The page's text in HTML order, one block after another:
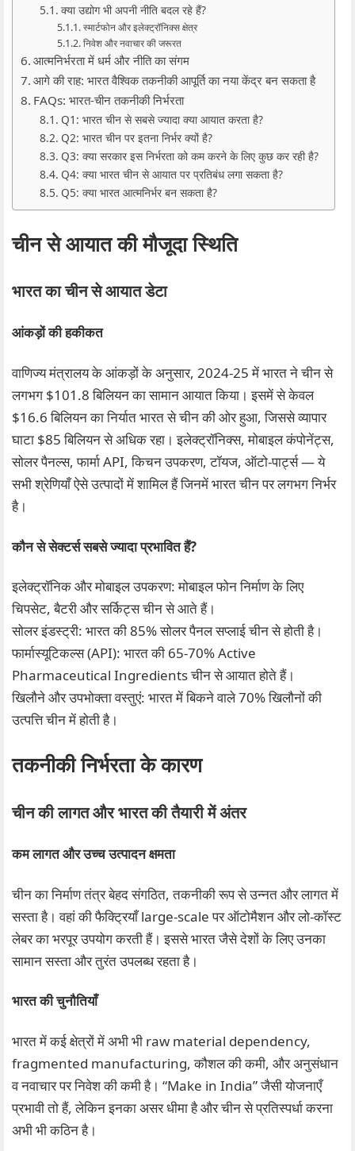
क्या उद्योग भी अपनी नीति बदल रहे हैं?
स्मार्टफोन और इलेक्ट्रॉनिक्स क्षेत्र
निवेश और नवाचार की जरूरत
आत्मनिर्भरता में धर्म और नीति का संगम
आगे की राह: भारत वैश्विक तकनीकी आपूर्ति का नया केंद्र बन सकता है
FAQs: भारत‑चीन तकनीकी निर्भरता
Q1: भारत चीन से सबसे ज्यादा क्या आयात करता है?
Q2: भारत चीन पर इतना निर्भर क्यों है?
Q3: क्या सरकार इस निर्भरता को कम करने के लिए कुछ कर रही है?
Q4: क्या भारत चीन से आयात पर प्रतिबंध लगा सकता है?
Q5: क्या भारत आत्मनिर्भर बन सकता है?
चीन से आयात की मौजूदा स्थिति
भारत का चीन से आयात डेटा
आंकड़ों की हकीकत
वाणिज्य मंत्रालय के आंकड़ों के अनुसार, 2024-25 में भारत ने चीन से
लगभग $101.8 बिलियन का सामान आयात किया। इसमें से केवल
$16.6 बिलियन का निर्यात भारत से चीन की ओर हुआ, जिससे व्यापार
घाटा $85 बिलियन से अधिक रहा। इलेक्ट्रॉनिक्स, मोबाइल कंपोनेंट्स,
सोलर पैनल्स, फार्मा API, किचन उपकरण, टॉयज, ऑटो-पार्ट्स — ये
सभी श्रेणियाँ ऐसे उत्पादों में शामिल हैं जिनमें भारत चीन पर लगभग निर्भर
है।
कौन से सेक्टर्स सबसे ज्यादा प्रभावित हैं?
इलेक्ट्रॉनिक और मोबाइल उपकरण: मोबाइल फोन निर्माण के लिए
चिपसेट, बैटरी और सर्किट्स चीन से आते हैं।
सोलर इंडस्ट्री: भारत की 85% सोलर पैनल सप्लाई चीन से होती है।
फार्मास्यूटिकल्स (API): भारत की 65-70% Active
Pharmaceutical Ingredients चीन से आयात होते हैं।
खिलौने और उपभोक्ता वस्तुएं: भारत में बिकने वाले 70% खिलौनों की
उत्पत्ति चीन में होती है।
तकनीकी निर्भरता के कारण
चीन की लागत और भारत की तैयारी में अंतर
कम लागत और उच्च उत्पादन क्षमता
चीन का निर्माण तंत्र बेहद संगठित, तकनीकी रूप से उन्नत और लागत में
सस्ता है। वहां की फैक्ट्रियाँ large-scale पर ऑटोमैशन और लो-कॉस्ट
लेबर का भरपूर उपयोग करती हैं। इससे भारत जैसे देशों के लिए उनका
सामान सस्ता और तुरंत उपलब्ध रहता है।
भारत की चुनौतियाँ
भारत में कई क्षेत्रों में अभी भी raw material dependency,
fragmented manufacturing, कौशल की कमी, और अनुसंधान
व नवाचार पर निवेश की कमी है। “Make in India” जैसी योजनाएँ
प्रभावी तो हैं, लेकिन इनका असर धीमा है और चीन से प्रतिस्पर्धा करना
अभी भी कठिन है।